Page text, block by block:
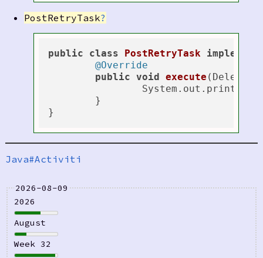
2026-08-09
2026
August
Week 32
PostRetryTask?
public class PostRetryTask
@Override
public void execute
		System.out.println(
Java#Activiti